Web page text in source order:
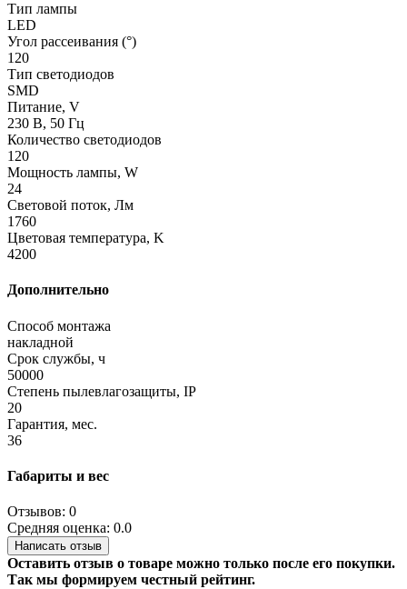
Тип лампы
LED
Угол рассеивания (°)
120
Тип светодиодов
SMD
Питание, V
230 В, 50 Гц
Количество светодиодов
120
Мощность лампы, W
24
Световой поток, Лм
1760
Цветовая температура, K
4200
Дополнительно
Способ монтажа
накладной
Срок службы, ч
50000
Степень пылевлагозащиты, IP
20
Гарантия, мес.
36
Габариты и вес
Отзывов: 0
Средняя оценка: 0.0
Написать отзыв
Оставить отзыв о товаре можно только после его покупки.
Так мы формируем честный рейтинг.